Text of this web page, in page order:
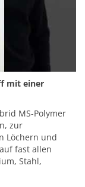
mit einer
MS-Polymer
zur
Löchern und
fast allen
Stahl,